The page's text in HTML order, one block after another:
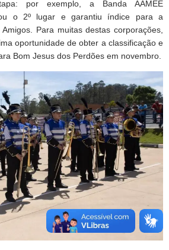
por exemplo, a Banda AAMEE
o 2º lugar e garantiu índice para a
Para muitas destas corporações,
oportunidade de obter a classificação e
Bom Jesus dos Perdões em novembro.